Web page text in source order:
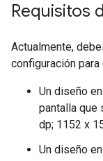
Requisitos
Actualmente,
configuración
Un diseño
pantalla que
dp; 1152 x
Un diseño